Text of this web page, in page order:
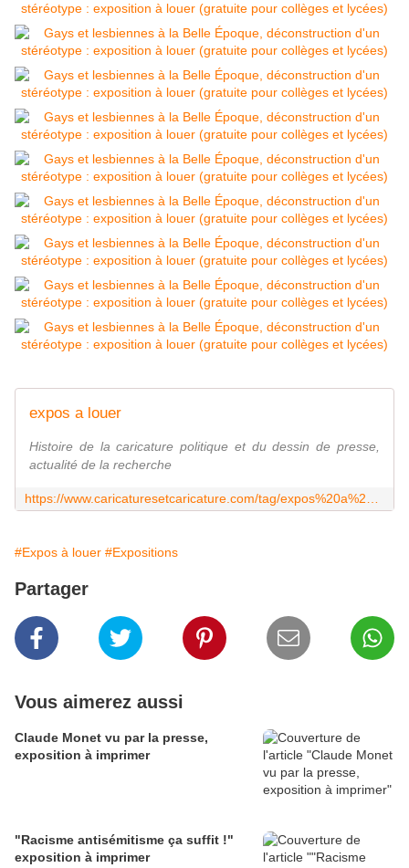
expos a louer
Histoire de la caricature politique et du dessin de presse,
actualité de la recherche
#Expos à louer #Expositions
Partager
Vous aimerez aussi
Claude Monet vu par la presse,
exposition à imprimer
"Racisme antisémitisme ça suffit !"
exposition à imprimer